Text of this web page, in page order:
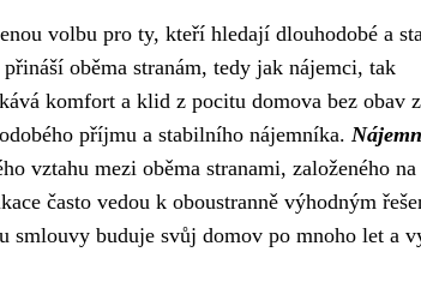
volbu pro ty, kteří hledají dlouhodobé a
přináší oběma stranám, tedy jak nájemci, tak
komfort a klid z pocitu domova bez obav z
příjmu a stabilního nájemníka.
vztahu mezi oběma stranami, založeného na
často vedou k oboustranně výhodným
smlouvy buduje svůj domov po mnoho let a